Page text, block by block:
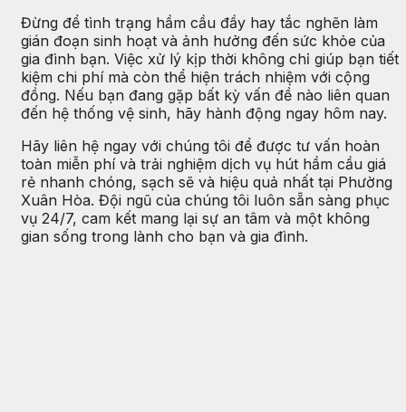
Đừng để tình trạng hầm cầu đầy hay tắc nghẽn làm
gián đoạn sinh hoạt và ảnh hưởng đến sức khỏe của
gia đình bạn. Việc xử lý kịp thời không chỉ giúp bạn tiết
kiệm chi phí mà còn thể hiện trách nhiệm với cộng
đồng. Nếu bạn đang gặp bất kỳ vấn đề nào liên quan
đến hệ thống vệ sinh, hãy hành động ngay hôm nay.
Hãy liên hệ ngay với chúng tôi để được tư vấn hoàn
toàn miễn phí và trải nghiệm dịch vụ hút hầm cầu giá
rẻ nhanh chóng, sạch sẽ và hiệu quả nhất tại Phường
Xuân Hòa. Đội ngũ của chúng tôi luôn sẵn sàng phục
vụ 24/7, cam kết mang lại sự an tâm và một không
gian sống trong lành cho bạn và gia đình.